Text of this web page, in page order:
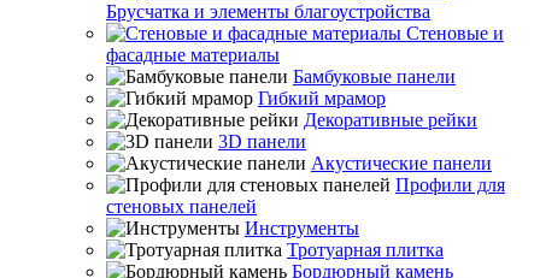
Брусчатка и элементы благоустройства
Стеновые и
фасадные материалы
Бамбуковые панели
Гибкий мрамор
Декоративные рейки
3D панели
Акустические панели
Профили для
стеновых панелей
Инструменты
Тротуарная плитка
Бордюрный камень